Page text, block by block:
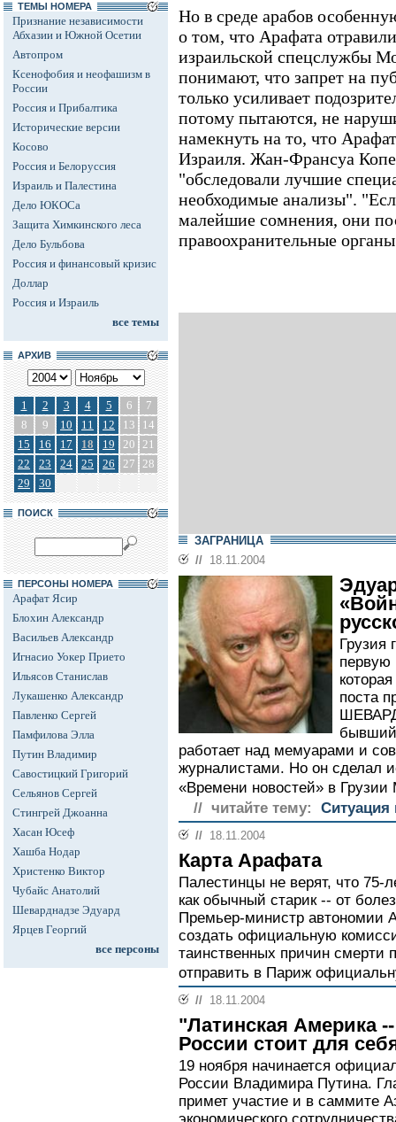
ТЕМЫ НОМЕРА
Признание независимости
Абхазии и Южной Осетии
Автопром
Ксенофобия и неофашизм в
России
Россия и Прибалтика
Исторические версии
Косово
Россия и Белоруссия
Израиль и Палестина
Дело ЮКОСа
Защита Химкинского леса
Дело Бульбова
Россия и финансовый кризис
Доллар
Россия и Израиль
все темы
АРХИВ
1 2 3 4 5 6
7
8
9 10 11 12 13
14
15
16 17 18 19 20 21
22
23 24 25 26 27 28
29
30
ПОИСК
ПЕРСОНЫ НОМЕРА
Арафат Ясир
Блохин Александр
Васильев Александр
Игнасио Уокер Прието
Ильясов Станислав
Лукашенко Александр
Павленко Сергей
Памфилова Элла
Путин Владимир
Савостицкий Григорий
Сельянов Сергей
Стингрей Джоанна
Хасан Юсеф
Хашба Нодар
Христенко Виктор
Чубайс Анатолий
Шеварднадзе Эдуард
Ярцев Георгий
все персоны
Но в среде арабов
о том, что Арафата
израильской спецслужбы
понимают, что запрет на
только усиливает
потому пытаются, не
намекнуть на то, что
Израиля. Жан-Франсуа Копе
"обследовали лучшие
необходимые анализы".
малейшие сомнения, они
правоохранительные
ЗАГРАНИЦА
// 18.11.2004
Грузия
первую
поста
бывший
работает над мемуарами и
журналистами. Но он сделал
«Времени новостей» в
// читайте тему:
Ситуация
// 18.11.2004
Карта Арафата
Палестинцы не верят, что 75-
как обычный старик -- от
Премьер-министр автономии
создать официальную
таинственных причин смерти
отправить в Париж
// 18.11.2004
"Латинская Америка
России стоит для
19 ноября начинается
России Владимира Путина.
примет участие и в саммите